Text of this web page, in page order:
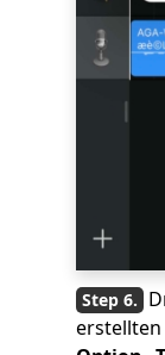
erstellten